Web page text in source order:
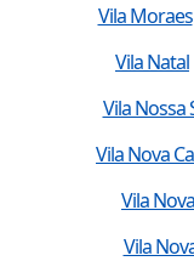
Vila Moraes
Vila Natal
Vila Nossa
Vila Nova
Vila
Vila